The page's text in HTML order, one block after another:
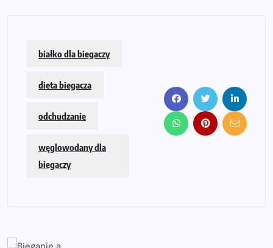
białko dla biegaczy
dieta biegacza
odchudzanie
węglowodany dla
biegaczy